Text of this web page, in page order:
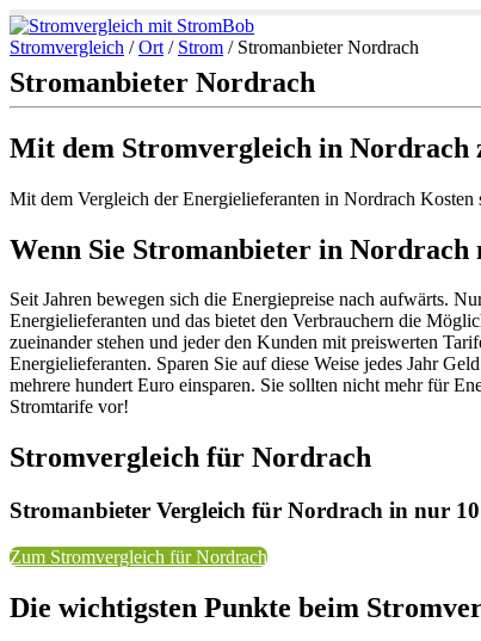
Stromvergleich /Ort / Strom / Stromanbieter Nordrach
Stromanbieter Nordrach
Mit dem Stromvergleich in Nordrach
Mit dem Vergleich der Energielieferanten in Nordrach
Wenn Sie Stromanbieter in Nordrach
Seit Jahren bewegen sich die Energiepreise nach aufwärts.
Energielieferanten und das bietet den Verbrauchern die
zueinander stehen und jeder den Kunden mit preiswerten
Energielieferanten. Sparen Sie auf diese Weise jedes Jahr
mehrere hundert Euro einsparen. Sie sollten nicht mehr für
Stromtarife vor!
Stromvergleich für Nordrach
Stromanbieter Vergleich für Nordrach in nur
Zum Stromvergleich für Nordrach
Die wichtigsten Punkte beim